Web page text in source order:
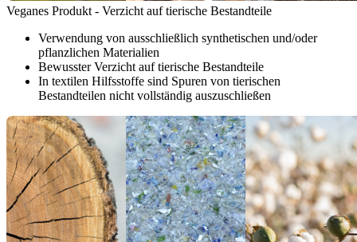
Veganes Produkt - Verzicht auf tierische Bestandteile
Verwendung von ausschließlich synthetischen und/oder
pflanzlichen Materialien
Bewusster Verzicht auf tierische Bestandteile
In textilen Hilfsstoffe sind Spuren von tierischen
Bestandteilen nicht vollständig auszuschließen